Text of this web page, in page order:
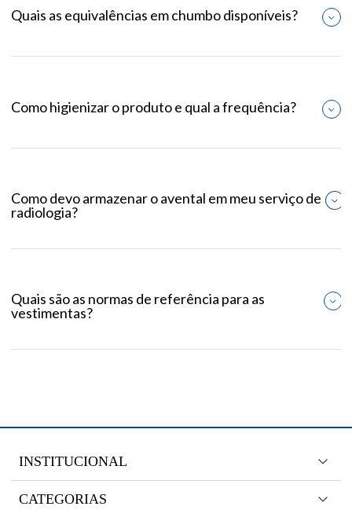
Quais as equivalências em chumbo disponíveis?
Como higienizar o produto e qual a frequência?
Como devo armazenar o avental em meu serviço de
radiologia?
Quais são as normas de referência para as
vestimentas?
INSTITUCIONAL
CATEGORIAS